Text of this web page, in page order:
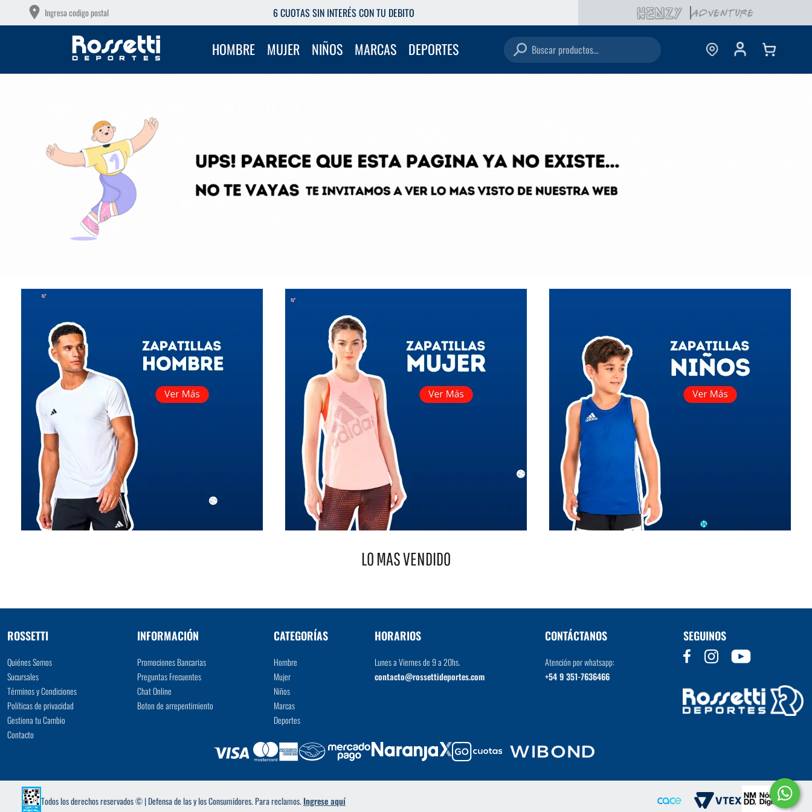
Ingresa codigo postal
SIN INTERÉS CON TU DEBITO RETIRÁ GRATIS EN NUESTRAS SUCURSALES
HOMBRE MUJER NIÑOS MARCAS DEPORTES Buscar productos...
VER MÁS
LO MAS VENDIDO
ROSSETTI
Quiénes Somos
Sucursales
Términos y Condiciones
Políticas de privacidad
Gestiona tu Cambio
Contacto
INFORMACIÓN
Promociones Bancarias
Preguntas Frecuentes
Chat Online
Boton de arrepentimiento
CATEGORÍAS
Hombre
Mujer
Niños
Marcas
Deportes
HORARIOS
Lunes a Viernes de 9 a 20hs.
contacto@rossettideportes.com
CONTÁCTANOS
Atención por whatsapp:
+54 9 351-7636466
SEGUINOS
Todos los derechos reservados © | Defensa de las y los Consumidores. Para reclamos.Ingrese aquí